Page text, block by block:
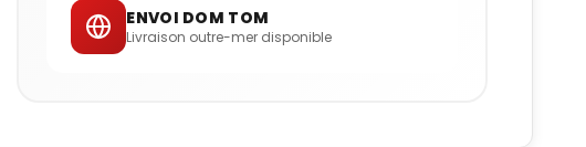
ENVOI DOM TOM
Livraison outre-mer disponible